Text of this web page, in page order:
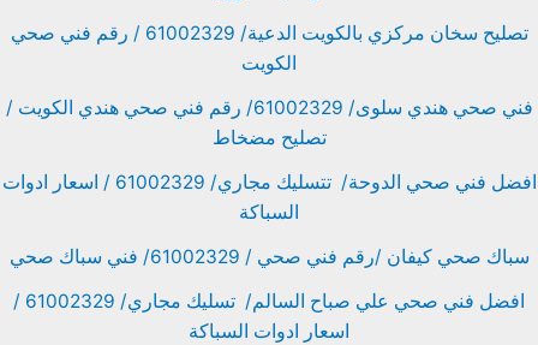
تصليح سخان مركزي بالكويت الدعية/ 61002329 / رقم فني صحي
الكويت
فني صحي هندي سلوى/ 61002329/ رقم فني صحي هندي الكويت /
تصليح مضخاط
افضل فني صحي الدوحة/ تتسليك مجاري/ 61002329 / اسعار ادوات
السباكة
سباك صحي كيفان /رقم فني صحي / 61002329/ فني سباك صحي
افضل فني صحي علي صباح السالم/ تسليك مجاري/ 61002329 /
اسعار ادوات السباكة